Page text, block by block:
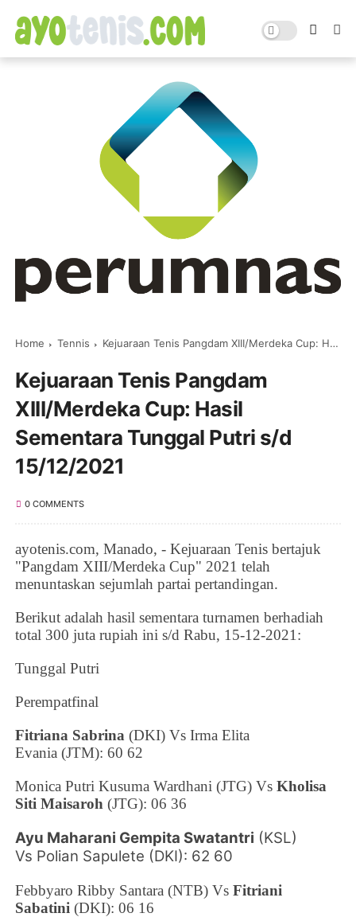
Home Tennis Kejuaraan Tenis Pangdam XIII/Merdeka Cup: Hasil Sementara Tunggal Putri s/d 15/12/2021
Kejuaraan Tenis Pangdam
XIII/Merdeka Cup: Hasil
Sementara Tunggal Putri s/d
15/12/2021
0 COMMENTS
ayotenis.com, Manado,- Kejuaraan Tenis bertajuk
"Pangdam XIII/MerdekaCup" 2021 telah
menuntaskan sejumlah partai pertandingan.
Berikut adalah hasil sementara turnamen berhadiah
total 300 juta rupiah ini s/d Rabu, 15-12-2021:
Tunggal Putri
Perempatfinal
Fitriana Sabrina (DKI)VsIrma Elita
Evania (JTM): 60 62
Monica Putri Kusuma Wardhani (JTG)Vs Kholisa
Siti Maisaroh (JTG): 06 36
Ayu Maharani Gempita Swatantri (KSL)
Vs Polian Sapulete (DKI): 62 60
Febbyaro Ribby Santara (NTB)VsFitriani
Sabatini (DKI): 06 16